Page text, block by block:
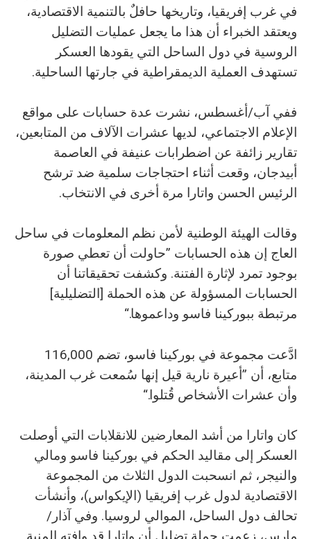
في غرب إفريقيا، وتاريخها حافلٌ بالتنمية الاقتصادية،
ويعتقد الخبراء أن هذا ما يجعل عمليات التضليل
الروسية في دول الساحل التي يقودها العسكر
تستهدف العملية الديمقراطية في جارتها الساحلية.
ففي آب/أغسطس، نشرت عدة حسابات على مواقع
الإعلام الاجتماعي، لديها عشرات الآلاف من المتابعين،
تقارير زائفة عن اضطرابات عنيفة في العاصمة
أبيدجان، وقعت أثناء احتجاجات سلمية ضد ترشح
الرئيس الحسن واتارا مرة أخرى في الانتخاب.
وقالت الهيئة الوطنية لأمن نظم المعلومات في ساحل
العاج إن هذه الحسابات ”حاولت أن تعطي صورة
بوجود تمرد لإثارة الفتنة. وكشفت تحقيقاتنا أن
الحسابات المسؤولة عن هذه الحملة [التضليلية]
مرتبطة ببوركينا فاسو وداعموها.“
ادَّعت مجموعة في بوركينا فاسو، تضم 116,000
متابع، أن ”أعيرة نارية قيل إنها سُمعت غرب المدينة،
وأن عشرات الأشخاص قُتلوا.“
كان واتارا من أشد المعارضين للانقلابات التي أوصلت
العسكر إلى مقاليد الحكم في بوركينا فاسو ومالي
والنيجر، ثم انسحبت الدول الثلاث من المجموعة
الاقتصادية لدول غرب إفريقيا (الإيكواس)، وأنشأت
تحالف دول الساحل، الموالي لروسيا. وفي آذار/